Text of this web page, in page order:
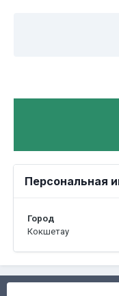
Персональная
Город
Кокшетау